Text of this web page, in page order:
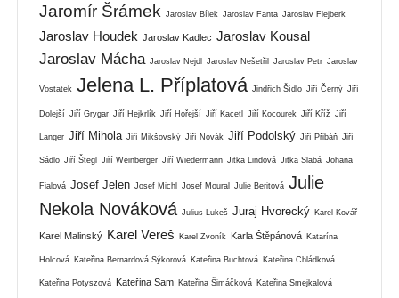
Jaromír Šrámek Jaroslav Bílek Jaroslav Fanta Jaroslav Flejberk
Jaroslav Houdek Jaroslav Kadlec Jaroslav Kousal
Jaroslav Mácha Jaroslav Nejdl Jaroslav Nešetřil Jaroslav Petr Jaroslav
Vostatek Jelena L. Příplatová Jindřich Šídlo Jiří Černý Jiří
Dolejší Jiří Grygar Jiří Hejkrlík Jiří Hořejší Jiří Kacetl Jiří Kocourek Jiří Kříž Jiří
Langer Jiří Mihola Jiří Mikšovský Jiří Novák Jiří Podolský Jiří Přibáň Jiří
Sádlo Jiří Štegl Jiří Weinberger Jiří Wiedermann Jitka Lindová Jitka Slabá Johana
Fialová Josef Jelen Josef Michl Josef Moural Julie Beritová Julie
Nekola Nováková Julius Lukeš Juraj Hvorecký Karel Kovář
Karel Malinský Karel Vereš Karel Zvoník Karla Štěpánová Katarína
Holcová Kateřina Bernardová Sýkorová Kateřina Buchtová Kateřina Chládková
Kateřina Potyszová Kateřina Sam Kateřina Šimáčková Kateřina Smejkalová